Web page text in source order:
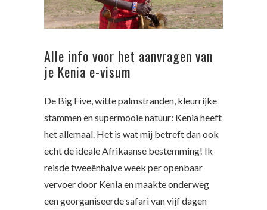
Alle info voor het aanvragen van
je Kenia e-visum
De Big Five, witte palmstranden, kleurrijke
stammen en supermooie natuur: Kenia heeft
het allemaal. Het is wat mij betreft dan ook
echt de ideale Afrikaanse bestemming! Ik
reisde tweeënhalve week per openbaar
vervoer door Kenia en maakte onderweg
een georganiseerde safari van vijf dagen